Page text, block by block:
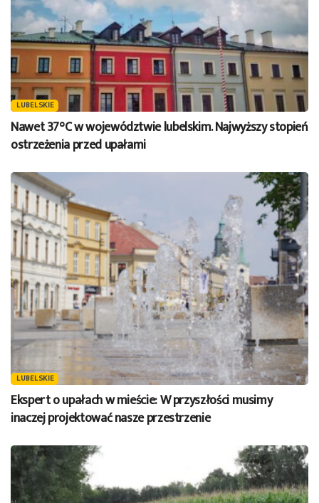
LUBELSKIE
Nawet 37°C w województwie lubelskim. Najwyższy stopień
ostrzeżenia przed upałami
LUBELSKIE
Ekspert o upałach w mieście: W przyszłości musimy
inaczej projektować nasze przestrzenie